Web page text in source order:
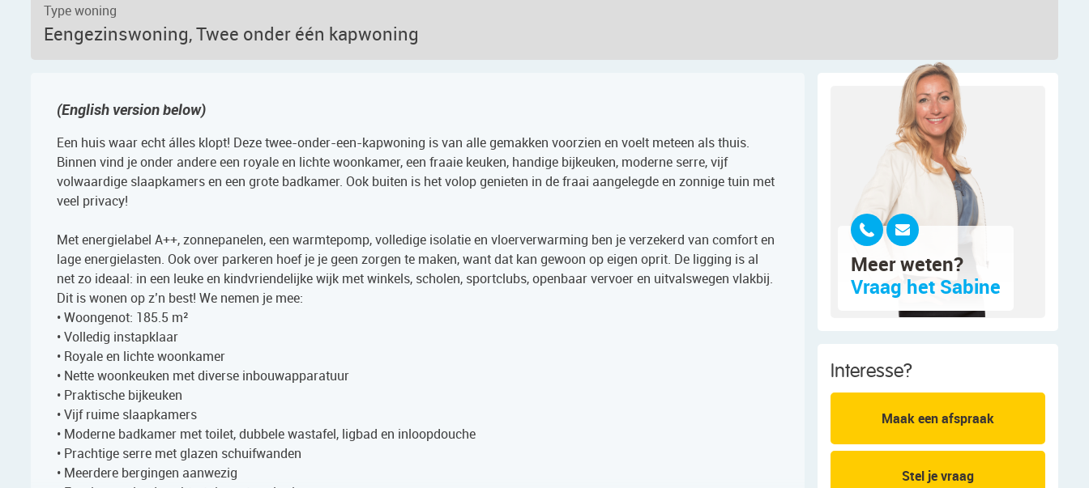
Type woning
Eengezinswoning, Twee onder één kapwoning
(English version below)
Een huis waar echt álles klopt! Deze twee-onder-een-kapwoning is van alle gemakken voorzien en voelt meteen als thuis.
Binnen vind je onder andere een royale en lichte woonkamer, een fraaie keuken, handige bijkeuken, moderne serre, vijf
volwaardige slaapkamers en een grote badkamer. Ook buiten is het volop genieten in de fraai aangelegde en zonnige tuin met
veel privacy!
Met energielabel A++, zonnepanelen, een warmtepomp, volledige isolatie en vloerverwarming ben je verzekerd van comfort en
lage energielasten. Ook over parkeren hoef je je geen zorgen te maken, want dat kan gewoon op eigen oprit. De ligging is al
net zo ideaal: in een leuke en kindvriendelijke wijk met winkels, scholen, sportclubs, openbaar vervoer en uitvalswegen vlakbij.
Dit is wonen op z’n best! We nemen je mee:
• Woongenot: 185.5 m²
• Volledig instapklaar
• Royale en lichte woonkamer
• Nette woonkeuken met diverse inbouwapparatuur
• Praktische bijkeuken
• Vijf ruime slaapkamers
• Moderne badkamer met toilet, dubbele wastafel, ligbad en inloopdouche
• Prachtige serre met glazen schuifwanden
• Meerdere bergingen aanwezig
Meer weten?
Vraag het Sabine
Interesse?
Maak een afspraak
Stel je vraag